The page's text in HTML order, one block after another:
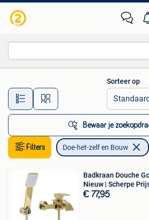
Alle afstanden…
Sorteer op
Bewaar je
Filters Doe-het-zelf en Bouw
Badkraan Douche
Nieuw | Scherpe
€ 77,95